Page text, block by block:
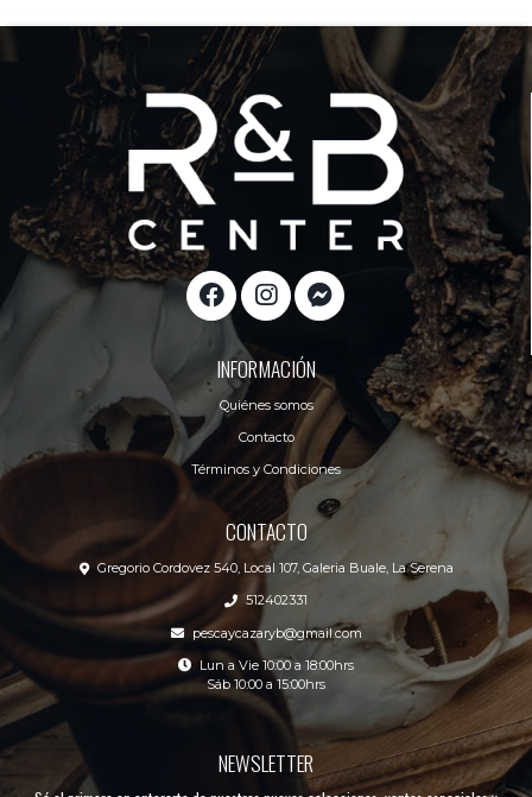
INFORMACIÓN
Quiénes somos
Contacto
Términos y Condiciones
CONTACTO
Gregorio Cordovez 540, Local 107, Galeria Buale, La Serena
512402331
pescaycazaryb@gmail.com
Lun a Vie 10:00 a 18:00hrs
Sáb 10:00 a 15:00hrs
NEWSLETTER